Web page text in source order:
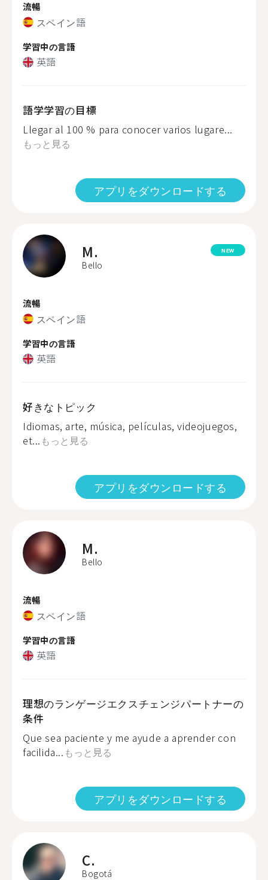
流暢
スペイン語
学習中の言語
英語
語学学習の目標
Llegar al 100 % para conocer varios lugare...
もっと見る
アプリをダウンロードする
M.
Bello
NEW
流暢
スペイン語
学習中の言語
英語
好きなトピック
Idiomas, arte, música, películas, videojuegos,
et... もっと見る
アプリをダウンロードする
M.
Bello
流暢
スペイン語
学習中の言語
英語
理想のランゲージエクスチェンジパートナーの
条件
Que sea paciente y me ayude a aprender con
facilida... もっと見る
アプリをダウンロードする
C.
Bogotá